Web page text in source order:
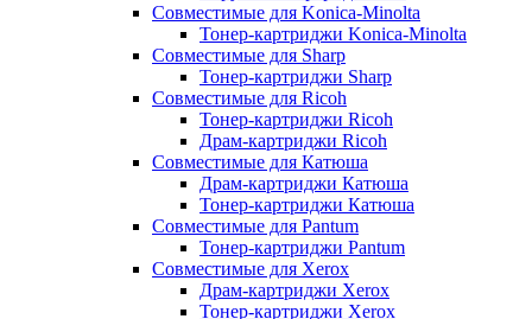
Совместимые для Konica-Minolta
Тонер-картриджи Konica-Minolta
Совместимые для Sharp
Тонер-картриджи Sharp
Совместимые для Ricoh
Тонер-картриджи Ricoh
Драм-картриджи Ricoh
Совместимые для Катюша
Драм-картриджи Катюша
Тонер-картриджи Катюша
Совместимые для Pantum
Тонер-картриджи Pantum
Совместимые для Xerox
Драм-картриджи Xerox
Тонер-картриджи Xerox